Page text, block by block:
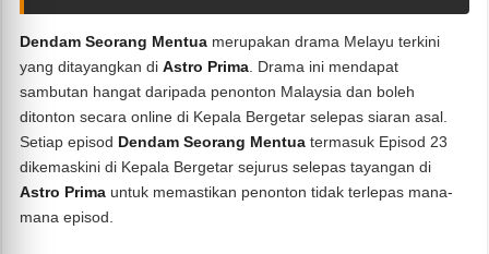
Dendam Seorang Mentua merupakan drama Melayu terkini
yang ditayangkan diAstro Prima . Drama ini mendapat
sambutan hangat daripada penonton Malaysia dan boleh
ditonton secara online di Kepala Bergetar selepas siaran asal.
Setiap episod Dendam Seorang Mentua termasuk Episod 23
dikemaskini di Kepala Bergetar sejurus selepas tayangan di
Astro Prima untuk memastikan penonton tidak terlepas mana-
mana episod.